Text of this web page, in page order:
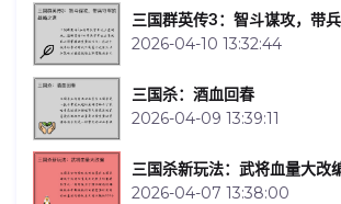
三国群英传3：智斗谋攻，带
2026-04-10 13:32:44
三国杀：酒血回春
2026-04-09 13:39:11
三国杀新玩法：武将血量大改
2026-04-07 13:38:00